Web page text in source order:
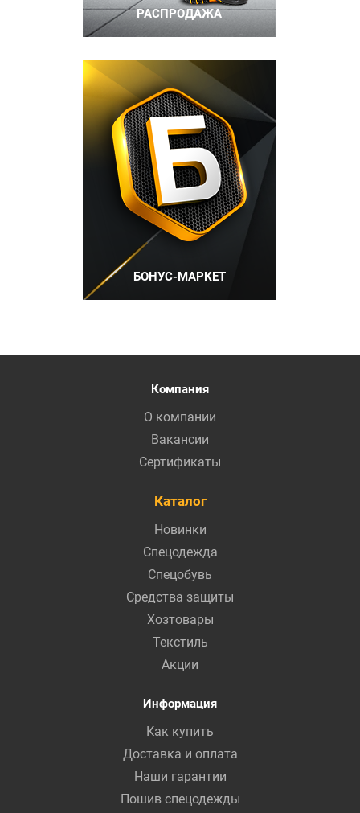
РАСПРОДАЖА
БОНУС-МАРКЕТ
Компания
О компании
Вакансии
Сертификаты
Каталог
Новинки
Спецодежда
Спецобувь
Средства защиты
Хозтовары
Текстиль
Акции
Информация
Как купить
Доставка и оплата
Наши гарантии
Пошив спецодежды